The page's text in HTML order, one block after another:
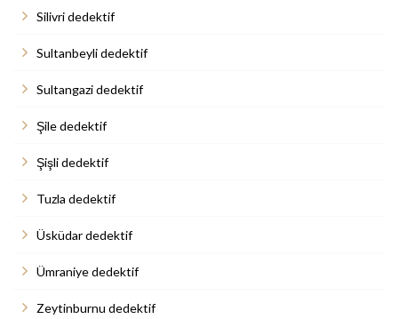
Silivri dedektif
Sultanbeyli dedektif
Sultangazi dedektif
Şile dedektif
Şişli dedektif
Tuzla dedektif
Üsküdar dedektif
Ümraniye dedektif
Zeytinburnu dedektif